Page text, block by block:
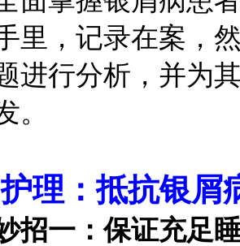
里，记录在案，
进行分析，并为
。
护理：抵抗银
招一：保证充足